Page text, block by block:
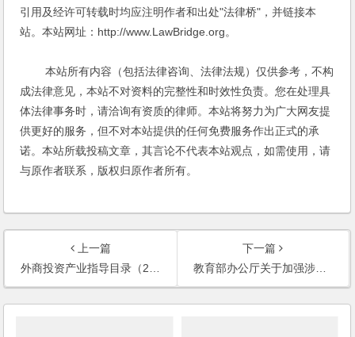
引用及经许可转载时均应注明作者和出处"法律桥"，并链接本
站。本站网址：http://www.LawBridge.org。
本站所有内容（包括法律咨询、法律法规）仅供参考，不构
成法律意见，本站不对资料的完整性和时效性负责。您在处理具
体法律事务时，请洽询有资质的律师。本站将努力为广大网友提
供更好的服务，但不对本站提供的任何免费服务作出正式的承
诺。本站所载投稿文章，其言论不代表本站观点，如需使用，请
与原作者联系，版权归原作者所有。
上一篇
外商投资产业指导目录（2011年修订）
下一篇
教育部办公厅关于加强涉外办学规范管理的通知